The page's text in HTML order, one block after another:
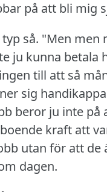
på att bli mig
typ så. "Men men
ju kunna betala
till att så
sig
beror ju inte på
kraft att
utan för att de
dagen.